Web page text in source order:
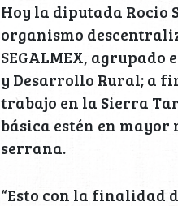
Hoy la diputada
organismo
SEGALMEX,
y Desarrollo Rural; a
trabajo en la Sierra
básica estén en mayor
serrana.
“Esto con la finalidad